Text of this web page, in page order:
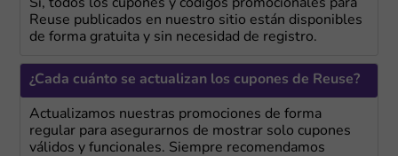
Sí, todos los cupones y códigos promocionales para
Reuse publicados en nuestro sitio están disponibles
de forma gratuita y sin necesidad de registro.
¿Cada cuánto se actualizan los cupones de Reuse?
Actualizamos nuestras promociones de forma
regular para asegurarnos de mostrar solo cupones
válidos y funcionales. Siempre recomendamos